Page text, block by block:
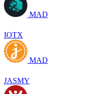
MAD
IOTX
MAD
JASMY